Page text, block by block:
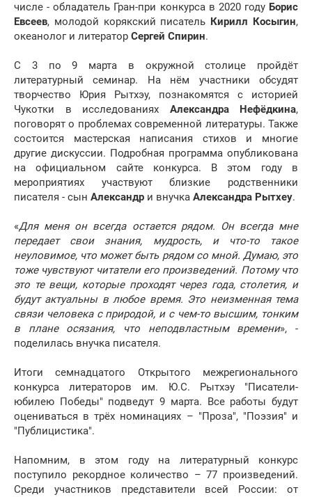
числе - обладатель Гран-при конкурса в 2020 году Борис
Евсеев, молодой корякский писатель Кирилл Косыгин,
океанолог и литератор Сергей Спирин.
С 3 по 9 марта в окружной столице пройдёт
литературный семинар. На нём участники обсудят
творчество Юрия Рытхэу, познакомятся с историей
Чукотки в исследованиях Александра Нефёдкина,
поговорят о проблемах современной литературы. Также
состоится мастерская написания стихов и многие
другие дискуссии. Подробная программа опубликована
на официальном сайте конкурса. В этом году в
мероприятиях участвуют близкие родственники
писателя - сын Александр и внучка Александра Рытхеу.
«Для меня он всегда остается рядом. Он всегда мне
передает свои знания, мудрость, и что-то такое
неуловимое, что может быть рядом со мной. Думаю, это
тоже чувствуют читатели его произведений. Потому что
это те вещи, которые проходят через года, столетия, и
будут актуальны в любое время. Это неизменная тема
связи человека с природой, и с чем-то высшим, тонким
в плане осязания, что неподвластным времени», -
поделилась внучка писателя.
Итоги семнадцатого Открытого межрегионального
конкурса литераторов им. Ю.С. Рытхэу "Писатели-
юбилею Победы" подведут 9 марта. Все работы будут
оцениваться в трёх номинациях – "Проза", "Поэзия" и
"Публицистика".
Напомним, в этом году на литературный конкурс
поступило рекордное количество – 77 произведений.
Среди участников представители всей России: от